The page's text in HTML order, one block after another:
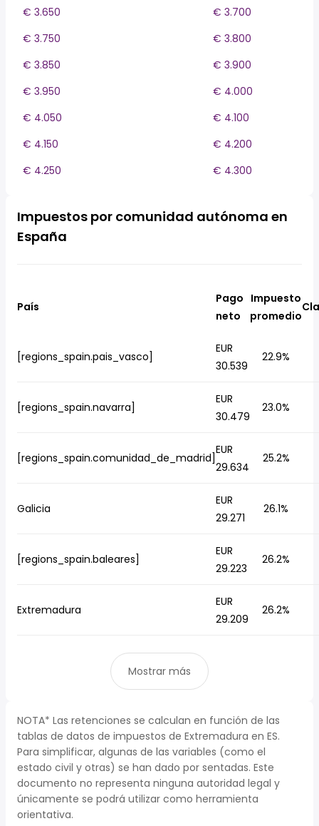
€ 3.650
€ 3.700
€ 3.750
€ 3.800
€ 3.850
€ 3.900
€ 3.950
€ 4.000
€ 4.050
€ 4.100
€ 4.150
€ 4.200
€ 4.250
€ 4.300
Impuestos por comunidad autónoma en
España
País
Pago
neto
Impuesto
promedio
[regions_spain.pais_vasco]
EUR
30.539
22.9%
[regions_spain.navarra]
EUR
30.479
23.0%
[regions_spain.comunidad_de_madrid]
EUR
29.634
25.2%
Galicia
EUR
29.271
26.1%
[regions_spain.baleares]
EUR
29.223
26.2%
Extremadura
EUR
29.209
26.2%
Mostrar más
NOTA* Las retenciones se calculan en función de las
tablas de datos de impuestos de Extremadura en ES.
Para simplificar, algunas de las variables (como el
estado civil y otras) se han dado por sentadas. Este
documento no representa ninguna autoridad legal y
únicamente se podrá utilizar como herramienta
orientativa.